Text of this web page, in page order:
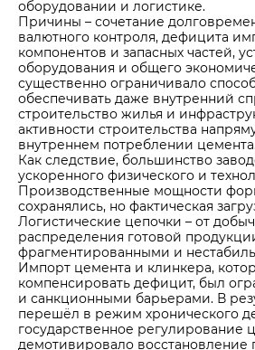
оборудовании и логистике.
Причины – сочетание
валютного контроля, дефицита
компонентов и запасных частей,
оборудования и общего
существенно ограничивало
обеспечивать даже внутренний
строительство жилья и
активности строительства
внутреннем потреблении
Как следствие, большинство
ускоренного физического и
Производственные мощности
сохранялись, но фактическая
Логистические цепочки – от
распределения готовой
фрагментированными и
Импорт цемента и клинкера,
компенсировать дефицит, был
и санкционными барьерами. В
перешёл в режим хронического
государственное регулирование
демотивировало восстановление